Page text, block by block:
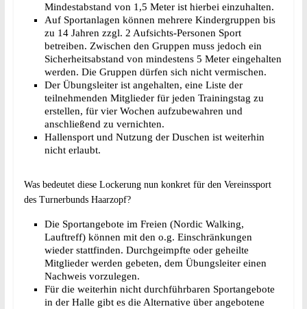
Mindestabstand von 1,5 Meter ist hierbei einzuhalten.
Auf Sportanlagen können mehrere Kindergruppen bis
zu 14 Jahren zzgl. 2 Aufsichts-Personen Sport
betreiben. Zwischen den Gruppen muss jedoch ein
Sicherheitsabstand von mindestens 5 Meter eingehalten
werden. Die Gruppen dürfen sich nicht vermischen.
Der Übungsleiter ist angehalten, eine Liste der
teilnehmenden Mitglieder für jeden Trainingstag zu
erstellen, für vier Wochen aufzubewahren und
anschließend zu vernichten.
Hallensport und Nutzung der Duschen ist weiterhin
nicht erlaubt.
Was bedeutet diese Lockerung nun konkret für den Vereinssport
des Turnerbunds Haarzopf?
Die Sportangebote im Freien (Nordic Walking,
Lauftreff) können mit den o.g. Einschränkungen
wieder stattfinden. Durchgeimpfte oder geheilte
Mitglieder werden gebeten, dem Übungsleiter einen
Nachweis vorzulegen.
Für die weiterhin nicht durchführbaren Sportangebote
in der Halle gibt es die Alternative über angebotene